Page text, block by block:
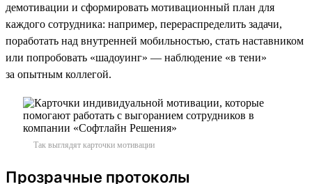
демотивации и сформировать мотивационный план для
каждого сотрудника: например, перераспределить задачи,
поработать над внутренней мобильностью, стать наставником
или попробовать «шадоуинг» — наблюдение «в тени»
за опытным коллегой.
Так выглядят карточки мотивации
Прозрачные протоколы